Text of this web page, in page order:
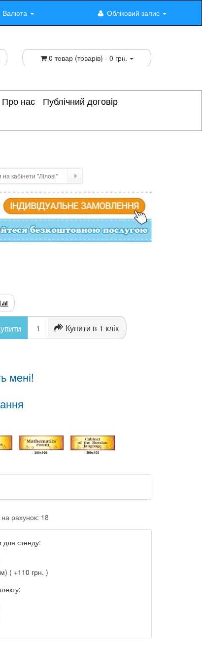
Валюта Обліковий запис
0 товар (товарів) - 0 грн.
Про нас
Публічний договір
на кабінети "Лілові"
Купити в 1 клік
мені!
рахунок: 18
для стенду:
( +110 грн. )